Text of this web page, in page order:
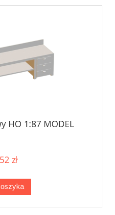
HO 1:87 MODEL
zł